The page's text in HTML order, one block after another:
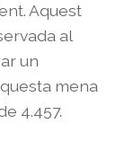
Aquest
al
un
mena
4.457.